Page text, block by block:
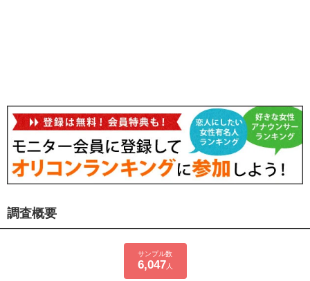
調査概要
サンプル数
6,047 人